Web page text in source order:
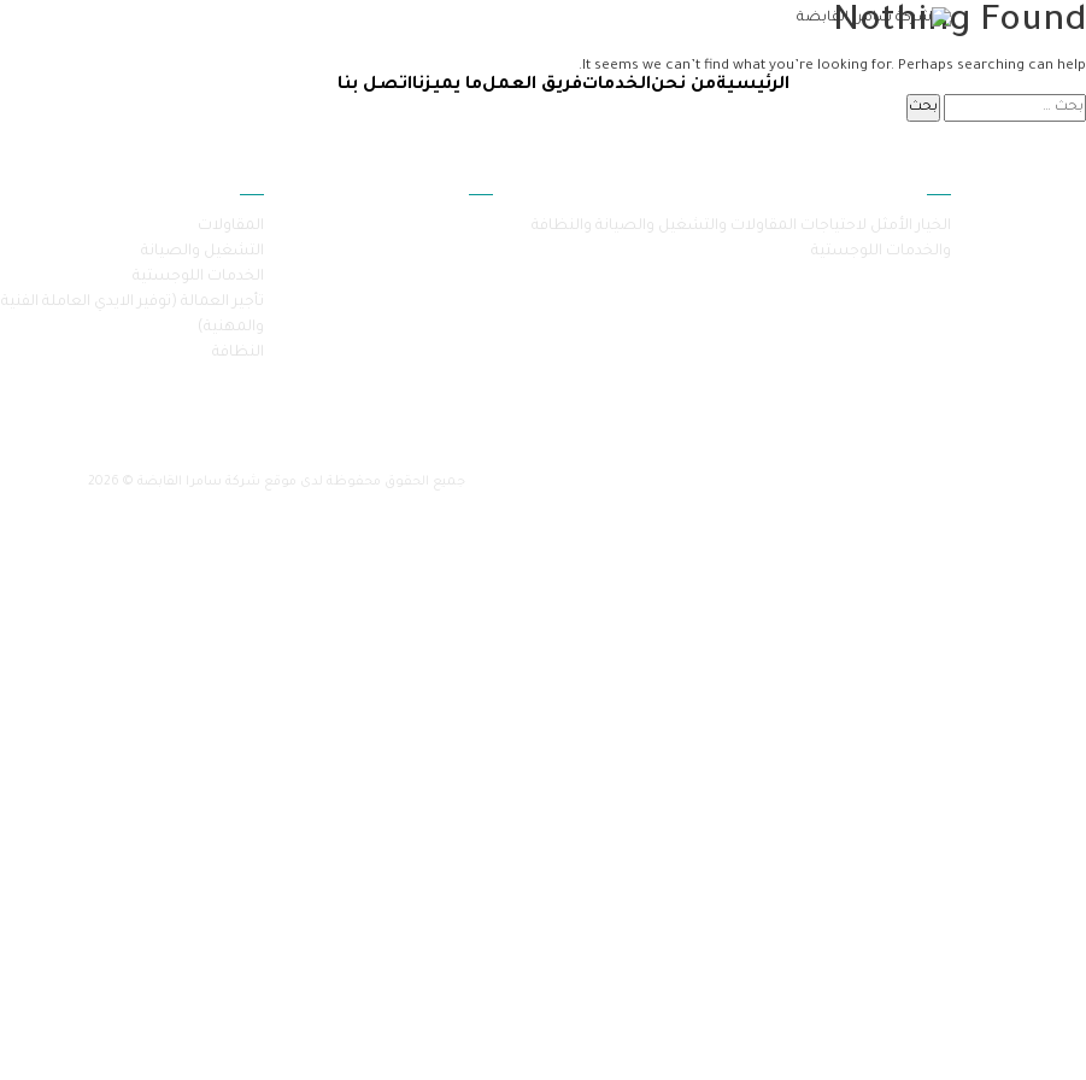
الرئيسيةمن نحنالخدماتفريق العملما يميزنااتصل بنا
Nothing Found
It seems we can’t find what you’re looking for. Perhaps searching can help.
الخيار الأمثل لاحتياجات المقاولات والتشغيل والصيانة والنظافة
والخدمات اللوجستية
المقاولات
التشغيل والصيانة
الخدمات اللوجستية
تأجير العمالة (توفير الايدي العاملة الفنية
والمهنية)
النظافة
جميع الحقوق محفوظة لدى موقع شركة سامرا القابضة © 2026